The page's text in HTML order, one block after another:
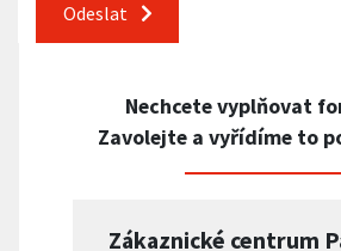
Odeslat
Nechcete vyplňovat
Zavolejte a vyřídíme to
Zákaznické centrum